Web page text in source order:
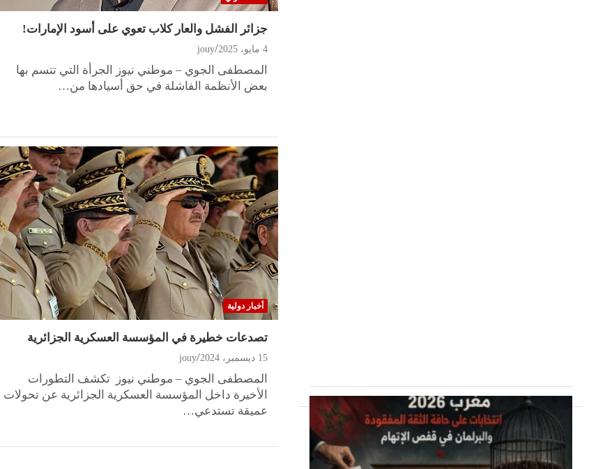
جزائر الفشل والعار كلاب تعوي على أسود الإمارات!
4 مايو، 2025 jouy
المصطفى الجوي – موطني نيوز الجرأة التي تتسم بها
بعض الأنظمة الفاشلة في حق أسيادها من…
أخبار دولية
تصدعات خطيرة في المؤسسة العسكرية الجزائرية
15 ديسمبر، 2024 jouy
المصطفى الجوي – موطني نيوز تكشف التطورات
الأخيرة داخل المؤسسة العسكرية الجزائرية عن تحولات
عميقة تستدعي…